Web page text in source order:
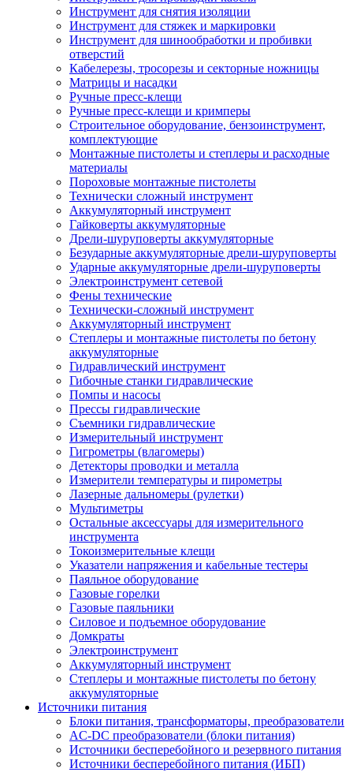
Инструмент для снятия изоляции
Инструмент для стяжек и маркировки
Инструмент для шинообработки и пробивки
отверстий
Кабелерезы, тросорезы и секторные ножницы
Матрицы и насадки
Ручные пресс-клещи
Ручные пресс-клещи и кримперы
Строительное оборудование, бензоинструмент,
комплектующие
Монтажные пистолеты и степлеры и расходные
материалы
Пороховые монтажные пистолеты
Технически сложный инструмент
Аккумуляторный инструмент
Гайковерты аккумуляторные
Дрели-шуруповерты аккумуляторные
Безударные аккумуляторные дрели-шуруповерты
Ударные аккумуляторные дрели-шуруповерты
Электроинструмент сетевой
Фены технические
Технически-сложный инструмент
Аккумуляторный инструмент
Степлеры и монтажные пистолеты по бетону
аккумуляторные
Гидравлический инструмент
Гибочные станки гидравлические
Помпы и насосы
Прессы гидравлические
Съемники гидравлические
Измерительный инструмент
Гигрометры (влагомеры)
Детекторы проводки и металла
Измерители температуры и пирометры
Лазерные дальномеры (рулетки)
Мультиметры
Остальные аксессуары для измерительного
инструмента
Токоизмерительные клещи
Указатели напряжения и кабельные тестеры
Паяльное оборудование
Газовые горелки
Газовые паяльники
Силовое и подъемное оборудование
Домкраты
Электроинструмент
Аккумуляторный инструмент
Степлеры и монтажные пистолеты по бетону
аккумуляторные
Источники питания
Блоки питания, трансформаторы, преобразователи
AC-DC преобразователи (блоки питания)
Источники бесперебойного и резервного питания
Источники бесперебойного питания (ИБП)